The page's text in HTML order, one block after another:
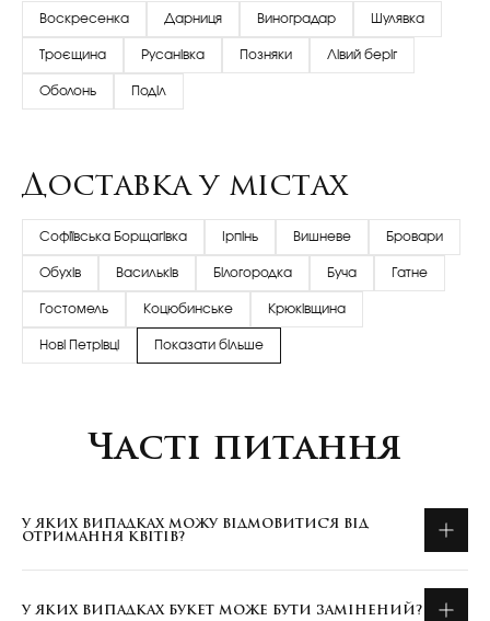
Воскресенка Дарниця Виноградар Шулявка
Троєщина Русанівка Позняки Лівий беріг
Оболонь Поділ
Доставка у містах
Софіївська Борщагівка Ірпінь Вишневе Бровари
Обухів Васильків Білогородка Буча Гатне
Гостомель Коцюбинське Крюківщина
Нові Петрівці Показати більше
Часті питання
У ЯКИХ ВИПАДКАХ МОЖУ ВІДМОВИТИСЯ ВІД
ОТРИМАННЯ КВІТІВ?
У ЯКИХ ВИПАДКАХ БУКЕТ МОЖЕ БУТИ ЗАМІНЕНИЙ?